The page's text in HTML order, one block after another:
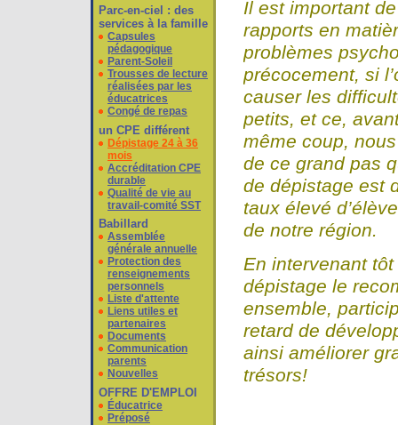
Parc-en-ciel : des
services à la famille
Capsules
pédagogique
Parent-Soleil
Trousses de lecture
réalisées par les
éducatrices
Congé de repas
un CPE différent
Dépistage 24 à 36
mois
Accréditation CPE
durable
Qualité de vie au
travail-comité SST
Babillard
Assemblée
générale annuelle
Protection des
renseignements
personnels
Liste d'attente
Liens utiles et
partenaires
Documents
Communication
parents
Nouvelles
OFFRE D'EMPLOI
Éducatrice
Préposé
Il est important
rapports en
problèmes
précocement, si
causer les
petits, et ce,
même coup,
de ce grand pas
de dépistage est
taux élevé
de notre région.
En intervenant
dépistage le
ensemble,
retard de
ainsi améliorer
trésors!